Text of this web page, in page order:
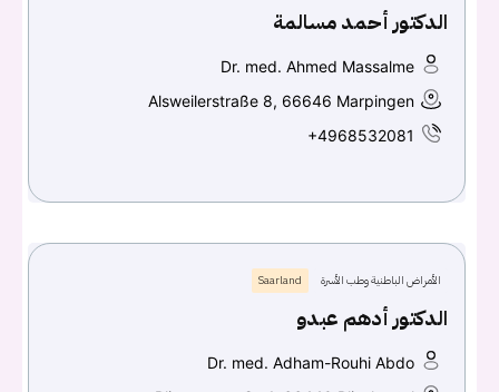
الدكتور أحمد مسالمة
Dr. med. Ahmed Massalme
Alsweilerstraße 8, 66646 Marpingen
+4968532081
الأمراض الباطنية وطب الأسرة Saarland
الدكتور أدهم عبدو
Dr. med. Adham-Rouhi Abdo